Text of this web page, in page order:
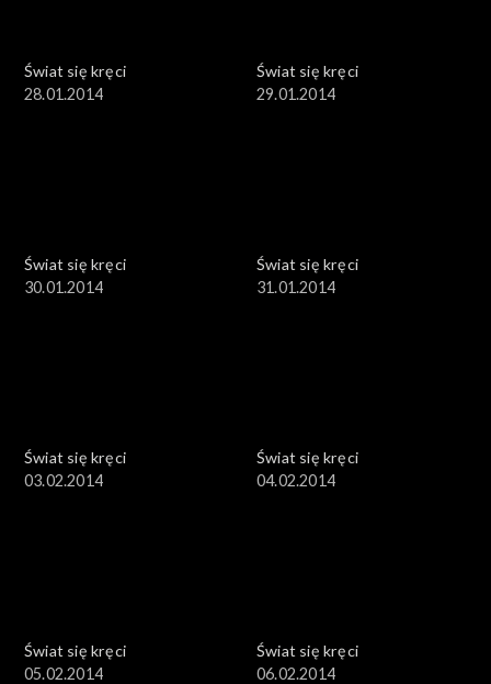
Świat się kręci
28.01.2014
Świat się kręci
29.01.2014
Świat się kręci
30.01.2014
Świat się kręci
31.01.2014
Świat się kręci
03.02.2014
Świat się kręci
04.02.2014
Świat się kręci
05.02.2014
Świat się kręci
06.02.2014